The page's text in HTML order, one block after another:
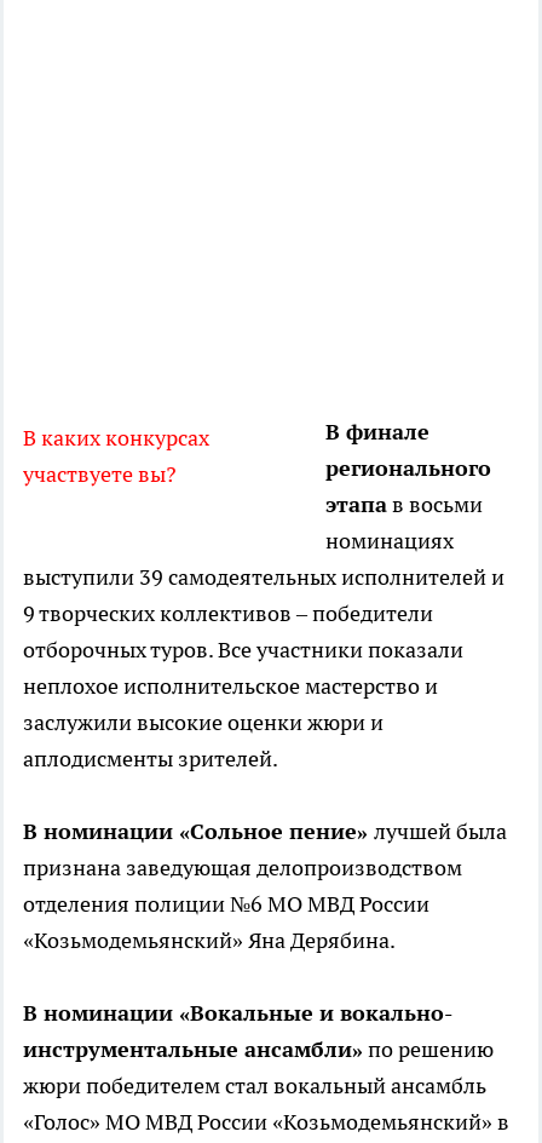
В каких конкурсах
участвуете вы?
В финале
регионального
этапав восьми
номинациях
выступили 39 самодеятельных исполнителей и
9 творческих коллективов – победители
отборочных туров. Все участники показали
неплохое исполнительское мастерство и
заслужили высокие оценки жюри и
аплодисменты зрителей.
В номинации «Сольное пение» лучшей была
признана заведующая делопроизводством
отделения полиции №6 МО МВД России
«Козьмодемьянский» Яна Дерябина.
В номинации «Вокальные и вокально-
инструментальные ансамбли» по решению
жюри победителем стал вокальный ансамбль
«Голос» МО МВД России «Козьмодемьянский» в